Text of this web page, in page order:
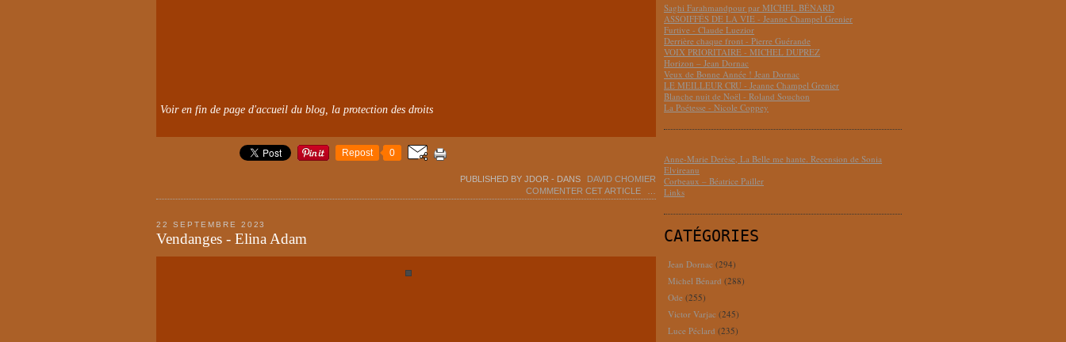
Voir en fin de page d'accueil du blog, la protection des droits
Repost 0
PUBLISHED BY JDOR - DANS
DAVID CHOMIER
COMMENTER CET ARTICLE
22 SEPTEMBRE 2023
Vendanges - Elina Adam
Saghi Farahmandpour par MICHEL BÉNARD
ASSOIFFÉS DE LA VIE - Jeanne Champel Grenier
Furtive - Claude Luezior
Derrière chaque front - Pierre Guérande
VOIX PRIORITAIRE - MICHEL DUPREZ
Horizon – Jean Dornac
Veux de Bonne Année ! Jean Dornac
LE MEILLEUR CRU - Jeanne Champel Grenier
Blanche nuit de Noël - Roland Souchon
La Poétesse - Nicole Coppey
Anne-Marie Derèse, La Belle me hante. Recension de Sonia
Elvireanu
Corbeaux – Béatrice Pailler
Links
CATÉGORIES
Jean Dornac (294)
Michel Bénard (288)
Ode (255)
Victor Varjac (245)
Luce Péclard (235)